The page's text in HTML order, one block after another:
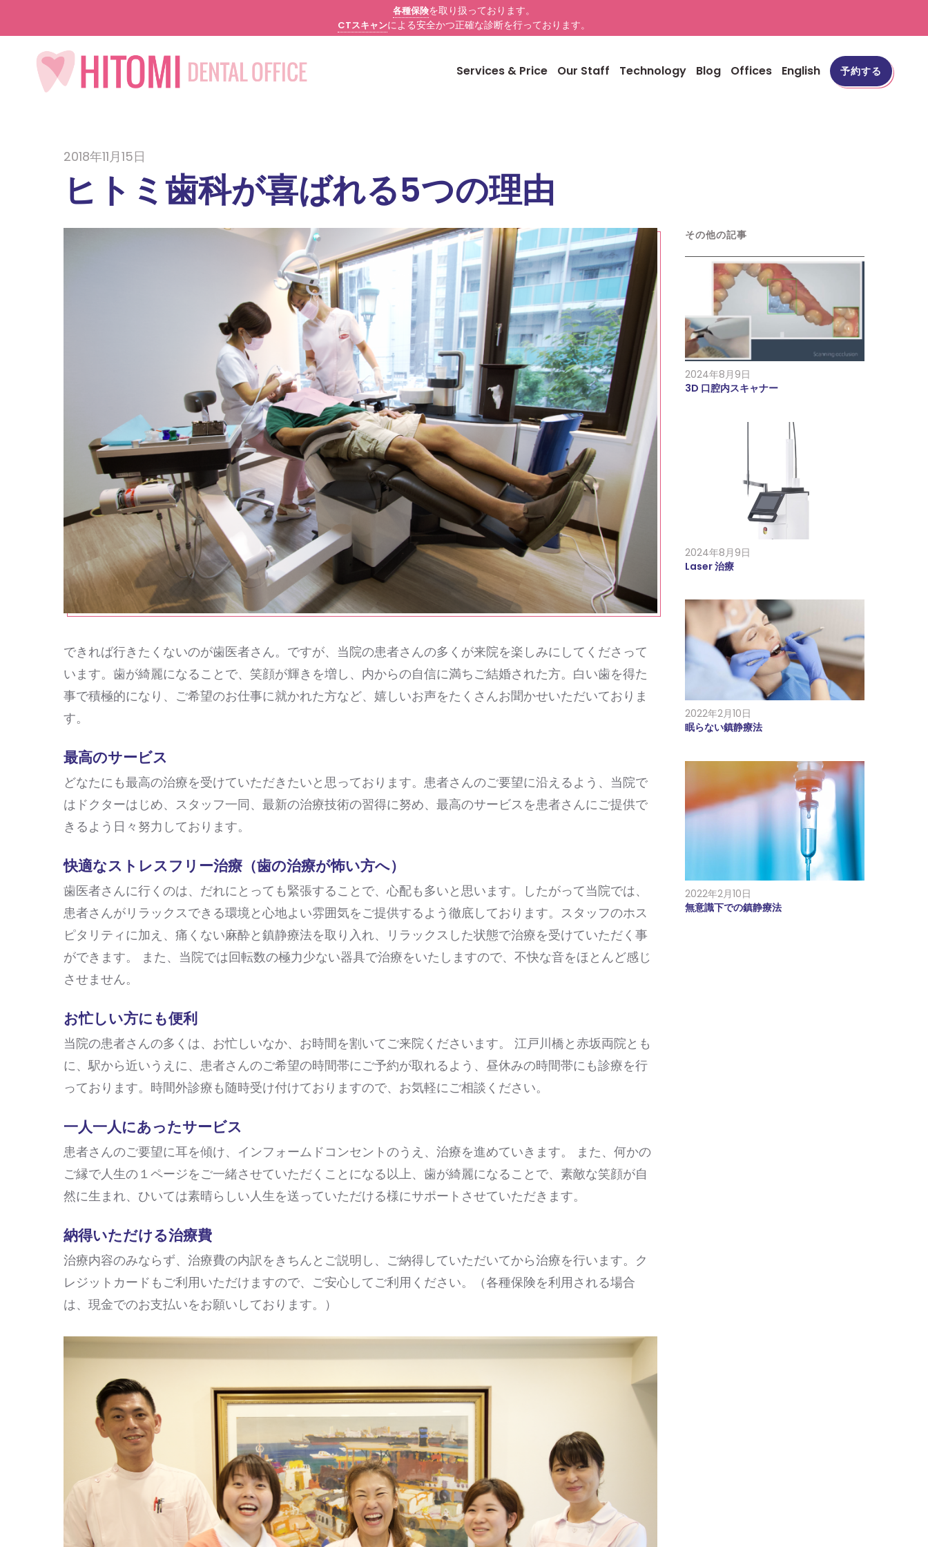
各種保険を取り扱っております。
CTスキャンによる安全かつ正確な診断を行っております。
Services & Price Our Staff Technology Blog Offices English 予約する
2018年11月15日
ヒトミ歯科が喜ばれる5つの理由
できれば行きたくないのが歯医者さん。ですが、当院の患者さんの多くが来院を楽しみにしてくださって
います。歯が綺麗になることで、笑顔が輝きを増し、内からの自信に満ちご結婚された方。白い歯を得た
事で積極的になり、ご希望のお仕事に就かれた方など、嬉しいお声をたくさんお聞かせいただいておりま
す。
最高のサービス
どなたにも最高の治療を受けていただきたいと思っております。患者さんのご要望に沿えるよう、当院で
はドクターはじめ、スタッフ一同、最新の治療技術の習得に努め、最高のサービスを患者さんにご提供で
きるよう日々努力しております。
快適なストレスフリー治療（歯の治療が怖い方へ）
歯医者さんに行くのは、だれにとっても緊張することで、心配も多いと思います。したがって当院では、
患者さんがリラックスできる環境と心地よい雰囲気をご提供するよう徹底しております。スタッフのホス
ピタリティに加え、痛くない麻酔と鎮静療法を取り入れ、リラックスした状態で治療を受けていただく事
ができます。 また、当院では回転数の極力少ない器具で治療をいたしますので、不快な音をほとんど感じ
させません。
お忙しい方にも便利
当院の患者さんの多くは、お忙しいなか、お時間を割いてご来院くださいます。 江戸川橋と赤坂両院とも
に、駅から近いうえに、患者さんのご希望の時間帯にご予約が取れるよう、昼休みの時間帯にも診療を行
っております。時間外診療も随時受け付けておりますので、お気軽にご相談ください。
一人一人にあったサービス
患者さんのご要望に耳を傾け、インフォームドコンセントのうえ、治療を進めていきます。 また、何かの
ご縁で人生の１ページをご一緒させていただくことになる以上、歯が綺麗になることで、素敵な笑顔が自
然に生まれ、ひいては素晴らしい人生を送っていただける様にサポートさせていただきます。
納得いただける治療費
治療内容のみならず、治療費の内訳をきちんとご説明し、ご納得していただいてから治療を行います。ク
レジットカードもご利用いただけますので、ご安心してご利用ください。（各種保険を利用される場合
は、現金でのお支払いをお願いしております。）
その他の記事
2024年8月9日
3D 口腔内スキャナー
2024年8月9日
Laser 治療
2022年2月10日
眠らない鎮静療法
2022年2月10日
無意識下での鎮静療法